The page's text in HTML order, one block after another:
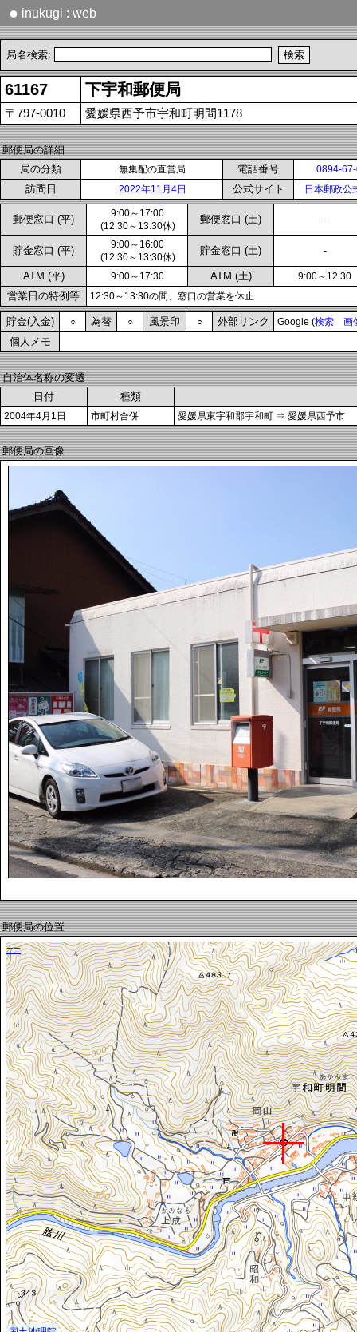
● inukugi : web
局名検索:
61167 下宇和郵便局
〒797-0010 愛媛県西予市宇和町明間1178
郵便局の詳細
局の分類
無集配の直営局 電話番号 0894-
訪問日 2022年11月4日 公式サイト 日本郵政公
郵便窓口 (平)
9:00～17:00
(12:30～13:30休)
郵便窓口 (土) -
貯金窓口 (平)
9:00～16:00
(12:30～13:30休)
貯金窓口 (土) -
ATM (平) 9:00～17:30 ATM (土) 9:00～12:30
営業日の特例等 12:30～13:30の間、窓口の営業を休止
貯金(入金) ○ 為替 ○ 風景印 ○ 外部リンク Google (検索 画
個人メモ
自治体名称の変遷
日付
種類
2004年4月1日 市町村合併 愛媛県東宇和郡宇和町 ⇒ 愛媛県西予市
郵便局の画像
郵便局の位置